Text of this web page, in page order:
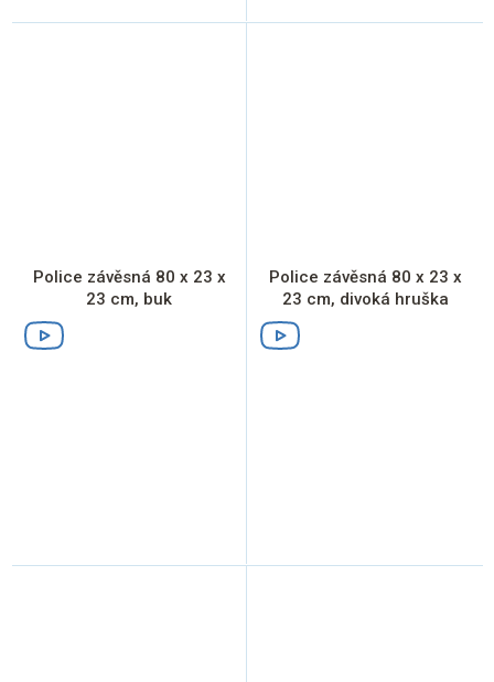
Police závěsná 80 x 23 x
23 cm, buk
Police závěsná 80 x 23 x
23 cm, divoká hruška